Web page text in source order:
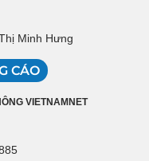
Minh Hưng
CÁO
VIETNAMNET